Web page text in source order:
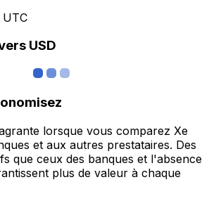
UTC
USD
lorsque vous comparez Xe
et aux autres prestataires. Des
que ceux des banques et l'absence
plus de valeur à chaque